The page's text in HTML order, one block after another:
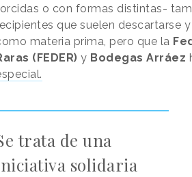
o con formas distintas-
que suelen descartarse
materia prima, pero que la
(FEDER) y Bodegas Arráez
trata de una
solidaria